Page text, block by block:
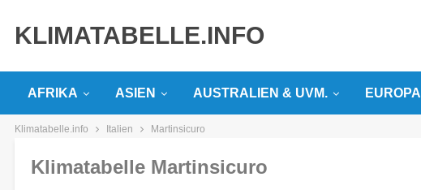
KLIMATABELLE.INFO
AFRIKA ASIEN AUSTRALIEN & UVM. EUROPA
Klimatabelle.info Italien Martinsicuro
Klimatabelle Martinsicuro